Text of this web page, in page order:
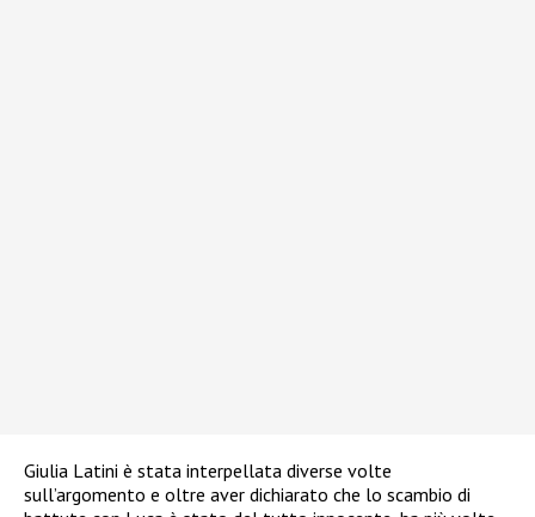
Giulia Latini è stata interpellata diverse volte
sull’argomento e oltre aver dichiarato che lo scambio di